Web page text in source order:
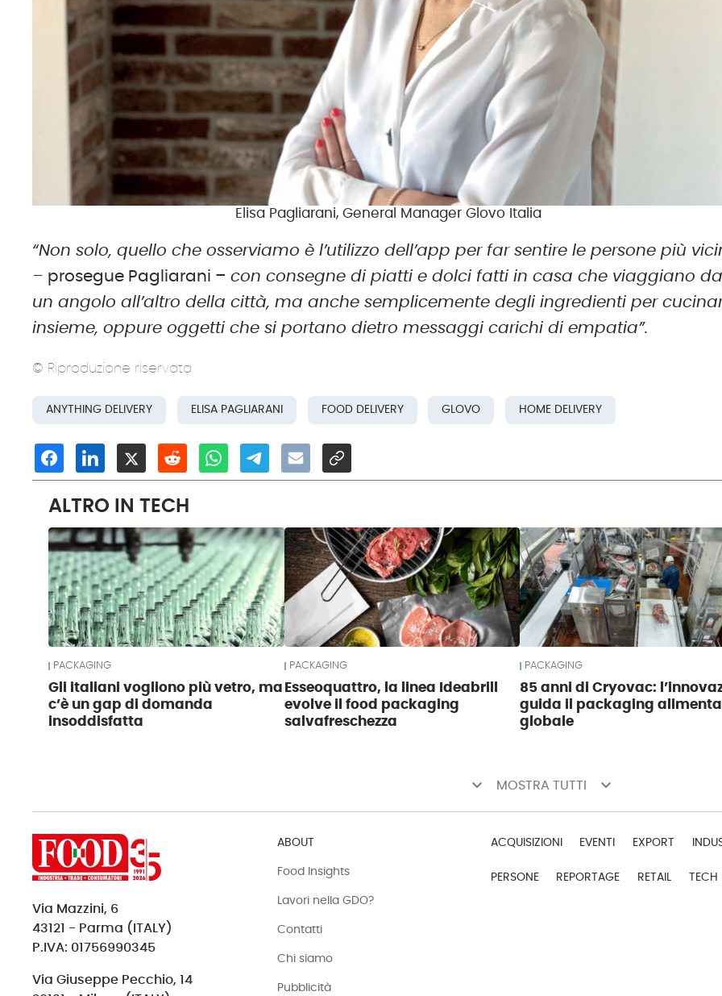
Elisa Pagliarani, General Manager Glovo Italia
“Non solo, quello che osserviamo è l’utilizzo dell’app per far sentire le persone più
– prosegue Pagliarani –con consegne di piatti e dolci fatti in casa che viaggiano
un angolo all’altro della città, ma anche semplicemente degli ingredienti per
insieme, oppure oggetti che si portano dietro messaggi carichi di empatia”.
© Riproduzione riservata
ANYTHING DELIVERY ELISA PAGLIARANI FOOD DELIVERY GLOVO HOME DELIVERY
ALTRO IN TECH
PACKAGING
Gli italiani vogliono più vetro, ma
c’è un gap di domanda
insoddisfatta
PACKAGING
Esseoquattro, la linea Ideabrill
evolve il food packaging
salvafreschezza
PACKAGING
85 anni di Cryovac:
guida il packaging
globale
keyboard_arrow_down MOSTRA TUTTI keyboard_arrow_down
Via Mazzini, 6
43121 - Parma (ITALY)
P.IVA: 01756990345
Via Giuseppe Pecchio, 14
ABOUT
Food Insights
Lavori nella GDO?
Contatti
Chi siamo
Pubblicità
ACQUISIZIONI EVENTI EXPORT
PERSONE REPORTAGE RETAIL TECH